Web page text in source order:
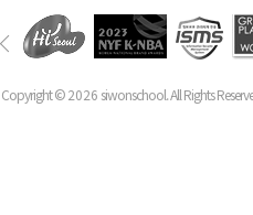
Copyright ©2026 siwonschool. All Rights